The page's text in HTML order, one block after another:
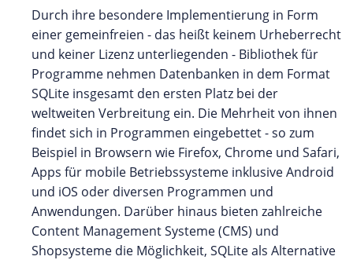
Durch ihre besondere Implementierung in Form
einer gemeinfreien - das heißt keinem Urheberrecht
und keiner Lizenz unterliegenden - Bibliothek für
Programme nehmen Datenbanken in dem Format
SQLite insgesamt den ersten Platz bei der
weltweiten Verbreitung ein. Die Mehrheit von ihnen
findet sich in Programmen eingebettet - so zum
Beispiel in Browsern wie Firefox, Chrome und Safari,
Apps für mobile Betriebssysteme inklusive Android
und iOS oder diversen Programmen und
Anwendungen. Darüber hinaus bieten zahlreiche
Content Management Systeme (CMS) und
Shopsysteme die Möglichkeit, SQLite als Alternative